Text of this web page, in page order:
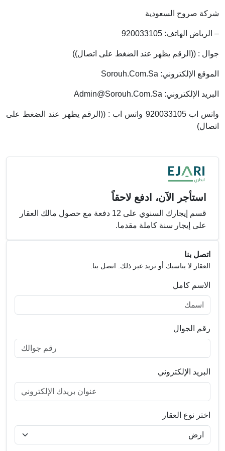
شركة صروح السعودية
– الرياض الهاتف: 920033105
جوال : ((الرقم يظهر عند الضغط على اتصال))
الموقع الإلكتروني: Sorouh.com.sa
البريد الإلكتروني: Admin@Sorouh.com.sa
واتس اب 920033105 واتس اب : ((الرقم يظهر عند الضغط على
اتصال)
استأجر الآن، ادفع لاحقاً
قسم إيجارك السنوي على 12 دفعة مع حصول مالك العقار
على إيجار سنة كاملة مقدما.
اتصل بنا
العقار لا يناسبك أو تريد غير ذلك. اتصل بنا.
الاسم كامل
رقم الجوال
البريد الإلكتروني
اختر نوع العقار